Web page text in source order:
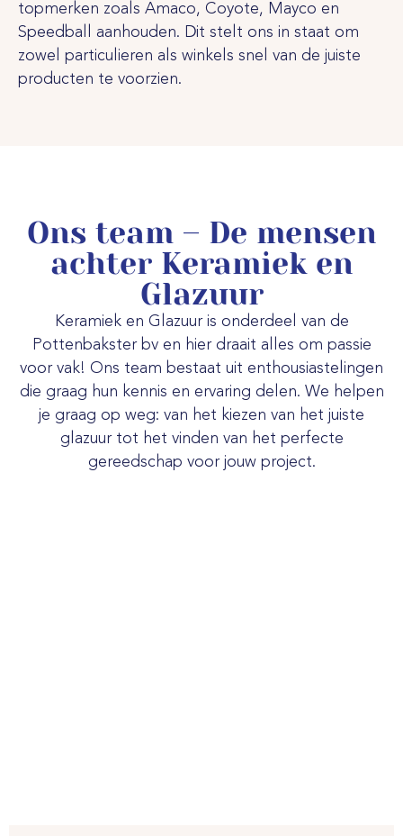
topmerken zoals Amaco, Coyote, Mayco en
Speedball aanhouden. Dit stelt ons in staat om
zowel particulieren als winkels snel van de juiste
producten te voorzien.
Ons team – De mensen
achter Keramiek en
Glazuur
Keramiek en Glazuur is onderdeel van de
Pottenbakster bv en hier draait alles om passie
voor vak! Ons team bestaat uit enthousiastelingen
die graag hun kennis en ervaring delen. We helpen
je graag op weg: van het kiezen van het juiste
glazuur tot het vinden van het perfecte
gereedschap voor jouw project.